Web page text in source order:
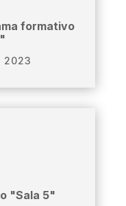
formativo
2023
"Sala 5"